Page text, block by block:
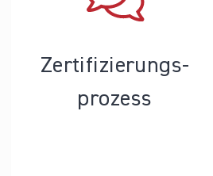
Zertifizierungs­
prozess